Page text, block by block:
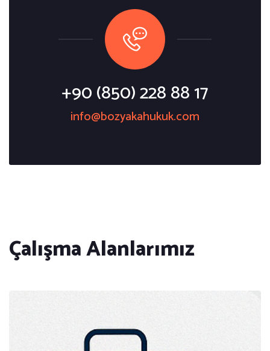
+90 (850) 228 88 17
info@bozyakahukuk.com
Çalışma Alanlarımız